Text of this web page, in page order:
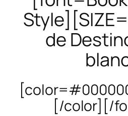
de
[/color][/